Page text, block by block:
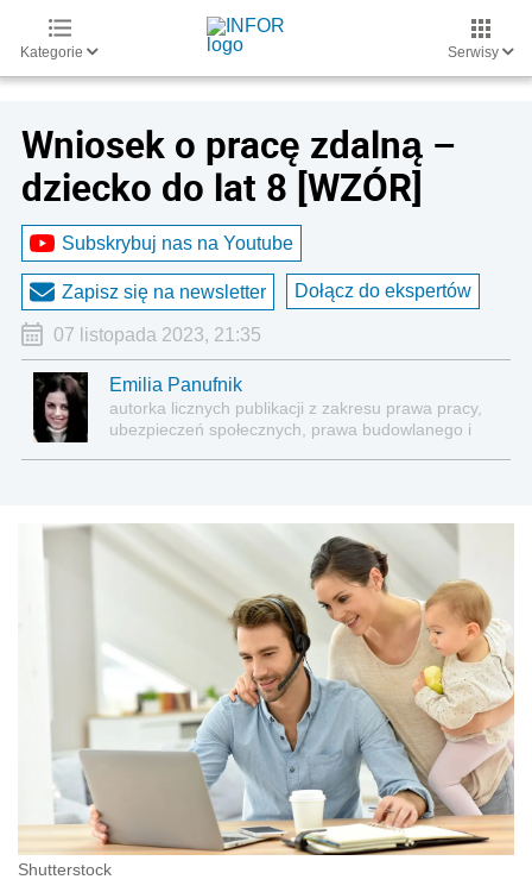
Kategorie Serwisy
Wniosek o pracę zdalną –
dziecko do lat 8 [WZÓR]
Subskrybuj nas na Youtube
Zapisz się na newsletter Dołącz do ekspertów
07 listopada 2023, 21:35
Emilia Panufnik
autorka licznych publikacji z zakresu prawa pracy,
ubezpieczeń społecznych, prawa budowlanego i
Shutterstock